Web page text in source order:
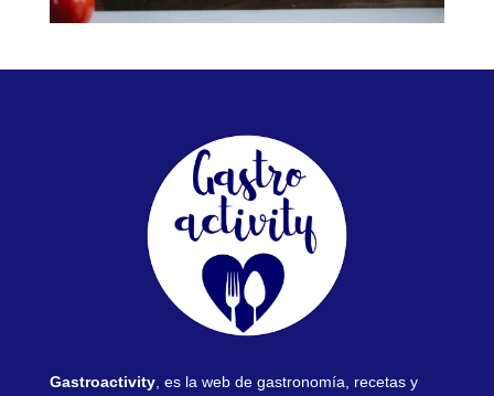
Gastroactivity, es la web de gastronomía, recetas y